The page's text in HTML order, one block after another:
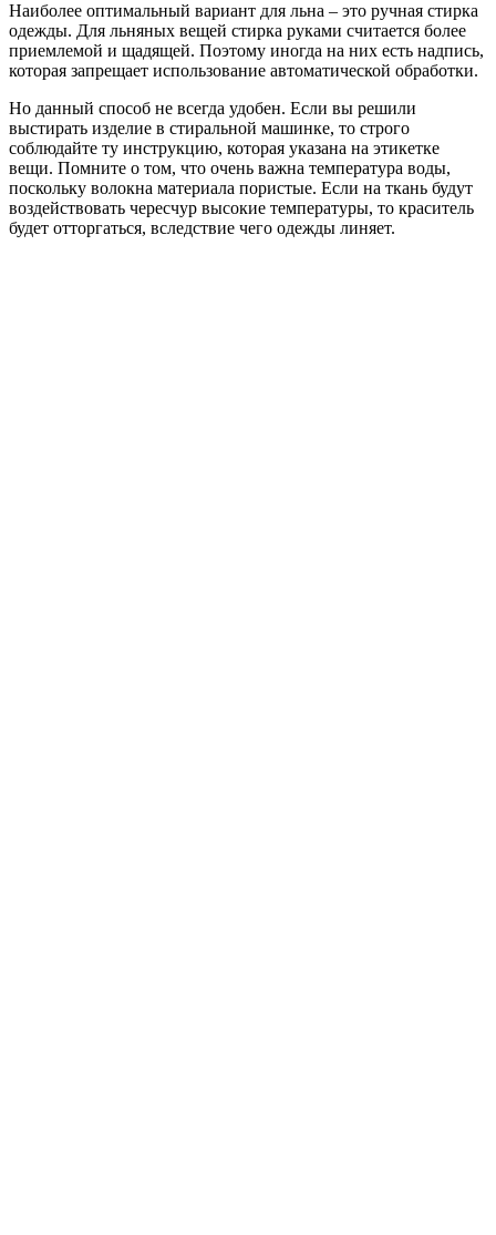
Наиболее оптимальный вариант для льна – это ручная стирка
одежды. Для льняных вещей стирка руками считается более
приемлемой и щадящей. Поэтому иногда на них есть надпись,
которая запрещает использование автоматической обработки.
Но данный способ не всегда удобен. Если вы решили
выстирать изделие в стиральной машинке, то строго
соблюдайте ту инструкцию, которая указана на этикетке
вещи. Помните о том, что очень важна температура воды,
поскольку волокна материала пористые. Если на ткань будут
воздействовать чересчур высокие температуры, то краситель
будет отторгаться, вследствие чего одежды линяет.